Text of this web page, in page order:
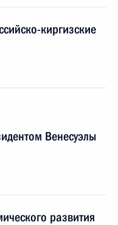
киргизские
Венесуэлы
развития